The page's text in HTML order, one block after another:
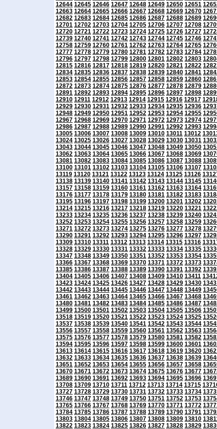
12644 12645 12646 12647 12648 12649 12650 12651
12663 12664 12665 12666 12667 12668 12669 12670
12682 12683 12684 12685 12686 12687 12688 12689
12701 12702 12703 12704 12705 12706 12707 12708
12720 12721 12722 12723 12724 12725 12726 12727
12739 12740 12741 12742 12743 12744 12745 12746
12758 12759 12760 12761 12762 12763 12764 12765
12777 12778 12779 12780 12781 12782 12783 12784
12796 12797 12798 12799 12800 12801 12802 12803
12815 12816 12817 12818 12819 12820 12821 12822
12834 12835 12836 12837 12838 12839 12840 12841
12853 12854 12855 12856 12857 12858 12859 12860
12872 12873 12874 12875 12876 12877 12878 12879
12891 12892 12893 12894 12895 12896 12897 12898
12910 12911 12912 12913 12914 12915 12916 12917
12929 12930 12931 12932 12933 12934 12935 12936
12948 12949 12950 12951 12952 12953 12954 12955
12967 12968 12969 12970 12971 12972 12973 12974
12986 12987 12988 12989 12990 12991 12992 12993
13005 13006 13007 13008 13009 13010 13011 13012
13024 13025 13026 13027 13028 13029 13030 13031
13043 13044 13045 13046 13047 13048 13049 13050
13062 13063 13064 13065 13066 13067 13068 13069
13081 13082 13083 13084 13085 13086 13087 13088
13100 13101 13102 13103 13104 13105 13106 13107
13119 13120 13121 13122 13123 13124 13125 13126
13138 13139 13140 13141 13142 13143 13144 13145
13157 13158 13159 13160 13161 13162 13163 13164
13176 13177 13178 13179 13180 13181 13182 13183
13195 13196 13197 13198 13199 13200 13201 13202
13214 13215 13216 13217 13218 13219 13220 13221
13233 13234 13235 13236 13237 13238 13239 13240
13252 13253 13254 13255 13256 13257 13258 13259
13271 13272 13273 13274 13275 13276 13277 13278
13290 13291 13292 13293 13294 13295 13296 13297
13309 13310 13311 13312 13313 13314 13315 13316
13328 13329 13330 13331 13332 13333 13334 13335
13347 13348 13349 13350 13351 13352 13353 13354
13366 13367 13368 13369 13370 13371 13372 13373
13385 13386 13387 13388 13389 13390 13391 13392
13404 13405 13406 13407 13408 13409 13410 13411
13423 13424 13425 13426 13427 13428 13429 13430
13442 13443 13444 13445 13446 13447 13448 13449
13461 13462 13463 13464 13465 13466 13467 13468
13480 13481 13482 13483 13484 13485 13486 13487
13499 13500 13501 13502 13503 13504 13505 13506
13518 13519 13520 13521 13522 13523 13524 13525
13537 13538 13539 13540 13541 13542 13543 13544
13556 13557 13558 13559 13560 13561 13562 13563
13575 13576 13577 13578 13579 13580 13581 13582
13594 13595 13596 13597 13598 13599 13600 13601
13613 13614 13615 13616 13617 13618 13619 13620
13632 13633 13634 13635 13636 13637 13638 13639
13651 13652 13653 13654 13655 13656 13657 13658
13670 13671 13672 13673 13674 13675 13676 13677
13689 13690 13691 13692 13693 13694 13695 13696
13708 13709 13710 13711 13712 13713 13714 13715
13727 13728 13729 13730 13731 13732 13733 13734
13746 13747 13748 13749 13750 13751 13752 13753
13765 13766 13767 13768 13769 13770 13771 13772
13784 13785 13786 13787 13788 13789 13790 13791
13803 13804 13805 13806 13807 13808 13809 13810
13822 13823 13824 13825 13826 13827 13828 13829